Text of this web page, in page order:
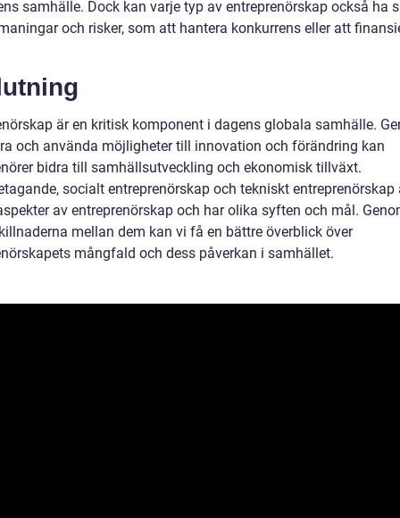
samhälle. Dock kan varje typ av entreprenörskap också ha
och risker, som att hantera konkurrens eller att
är en kritisk komponent i dagens globala samhälle.
och använda möjligheter till innovation och förändring kan
bidra till samhällsutveckling och ekonomisk tillväxt.
socialt entreprenörskap och tekniskt entreprenörskap
av entreprenörskap och har olika syften och mål.
mellan dem kan vi få en bättre överblick över
mångfald och dess påverkan i samhället.